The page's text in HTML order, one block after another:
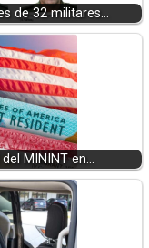
de 32 militares…
MININT en…